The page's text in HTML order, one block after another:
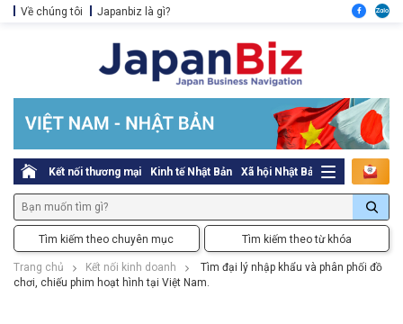
Về chúng tôi Japanbiz là gì?
Kết nối thương mại Kinh tế Nhật Bản Xã hội Nhật Bản Thủ tục pháp
Tìm kiếm theo chuyên mục Tìm kiếm theo từ khóa
Trang chủ Kết nối kinh doanh
Tìm đại lý nhập khẩu và phân phối đồ
chơi, chiếu phim hoạt hình tại Việt Nam.